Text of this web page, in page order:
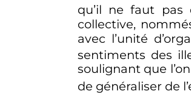
qu’il ne faut pas
collective,
avec l’unité
sentiments des
soulignant que
de généraliser de